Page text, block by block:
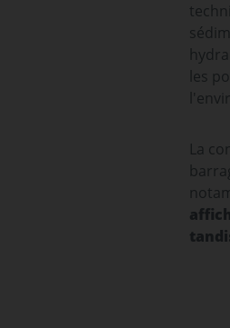
les
La